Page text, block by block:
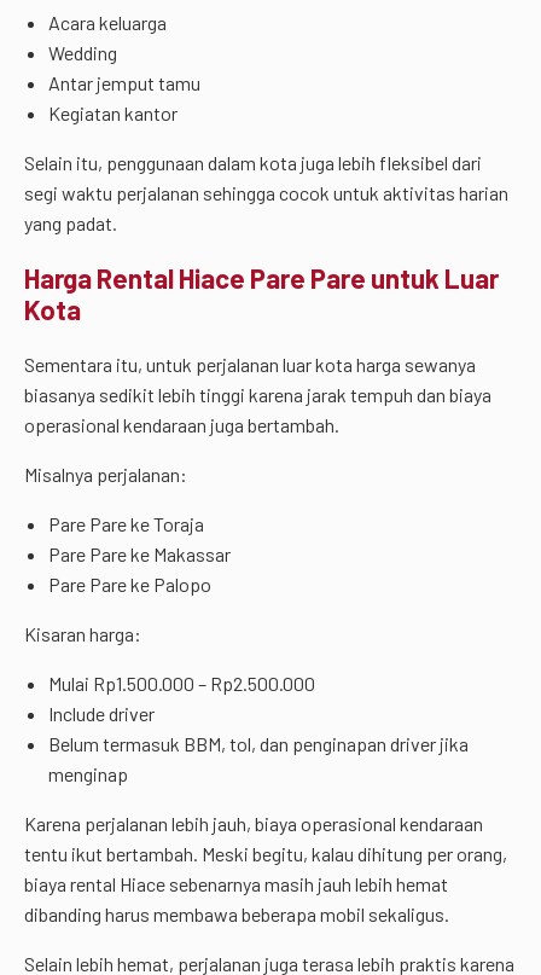
Acara keluarga
Wedding
Antar jemput tamu
Kegiatan kantor
Selain itu, penggunaan dalam kota juga lebih fleksibel dari
segi waktu perjalanan sehingga cocok untuk aktivitas harian
yang padat.
Harga Rental Hiace Pare Pare untuk Luar
Kota
Sementara itu, untuk perjalanan luar kota harga sewanya
biasanya sedikit lebih tinggi karena jarak tempuh dan biaya
operasional kendaraan juga bertambah.
Misalnya perjalanan:
Pare Pare ke Toraja
Pare Pare ke Makassar
Pare Pare ke Palopo
Kisaran harga:
Mulai Rp1.500.000 – Rp2.500.000
Include driver
Belum termasuk BBM, tol, dan penginapan driver jika
menginap
Karena perjalanan lebih jauh, biaya operasional kendaraan
tentu ikut bertambah. Meski begitu, kalau dihitung per orang,
biaya rental Hiace sebenarnya masih jauh lebih hemat
dibanding harus membawa beberapa mobil sekaligus.
Selain lebih hemat, perjalanan juga terasa lebih praktis karena